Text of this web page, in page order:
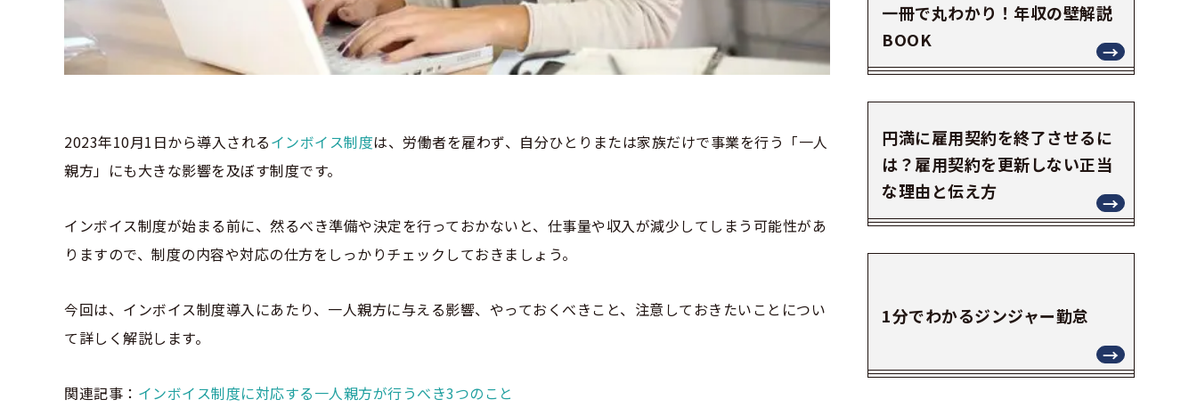
2023年10月1日から導入されるインボイス制度は、労働者を雇わず、自分ひとりまたは家族だけで事業を行う「一人
親方」にも大きな影響を及ぼす制度です。
インボイス制度が始まる前に、然るべき準備や決定を行っておかないと、仕事量や収入が減少してしまう可能性があ
りますので、制度の内容や対応の仕方をしっかりチェックしておきましょう。
今回は、インボイス制度導入にあたり、一人親方に与える影響、やっておくべきこと、注意しておきたいことについ
て詳しく解説します。
関連記事： インボイス制度に対応する一人親方が行うべき3つのこと
一冊で丸わかり！年収の壁解説
BOOK
円満に雇用契約を終了させるに
は？雇用契約を更新しない正当
な理由と伝え方
1分でわかるジンジャー勤怠